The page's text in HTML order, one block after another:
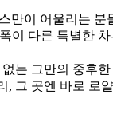
만이 어울리는 분
이 다른 특별한 차
는 그만의 중후
, 그 곳엔 바로 로